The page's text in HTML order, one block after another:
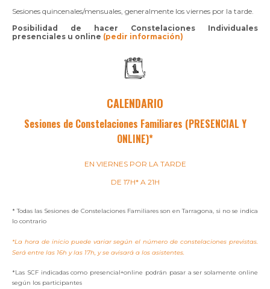
Sesiones quincenales/mensuales, generalmente los viernes por la tarde.
Posibilidad de hacer Constelaciones Individuales
presenciales u online (pedir información)
CALENDARIO
Sesiones de Constelaciones Familiares (PRESENCIAL Y
ONLINE)*
EN VIERNES POR LA TARDE
DE 17H* A 21H
* Todas las Sesiones de Constelaciones Familiares son en Tarragona, si no se indica
lo contrario
*La hora de inicio puede variar según el número de constelaciones previstas.
Será entre las 16h y las 17h, y se avisará a los asistentes.
*Las SCF indicadas como presencial+online podrán pasar a ser solamente online
según los participantes